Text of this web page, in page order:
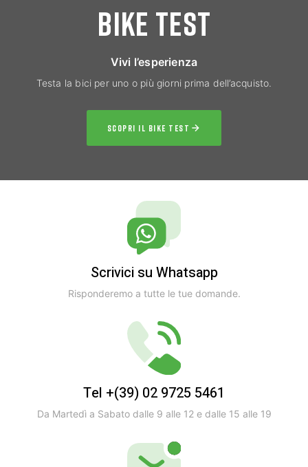
BIKE TEST
Vivi l’esperienza
Testa la bici per uno o più giorni prima dell’acquisto.
SCOPRI IL BIKE TEST
Scrivici su Whatsapp
Risponderemo a tutte le tue domande.
Tel +(39) 02 9725 5461
Da Martedì a Sabato dalle 9 alle 12 e dalle 15 alle 19